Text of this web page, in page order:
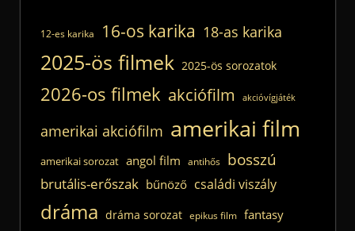
12-es karika 16-os karika 18-as karika
2025-ös filmek 2025-ös sorozatok
2026-os filmek akciófilm akcióvígjáték
amerikai akciófilm amerikai film
amerikai sorozat angol film antihős bosszú
brutális-erőszak bűnöző családi viszály
dráma dráma sorozat epikus film fantasy